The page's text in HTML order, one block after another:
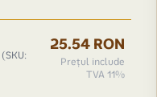
(SKU:
25.54 RON
Prețul include
TVA 11%